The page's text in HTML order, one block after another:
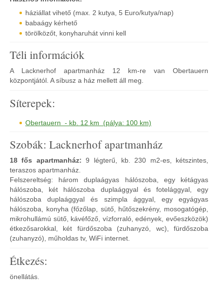
háziállat vihető (max. 2 kutya, 5 Euro/kutya/nap)
babaágy kérhető
törölközőt, konyharuhát vinni kell
Téli információk
A Lacknerhof apartmanház 12 km-re van Obertauern
központjától. A síbusz a ház mellett áll meg.
Síterepek:
Obertauern - kb. 12 km (pálya: 100 km)
Szobák: Lacknerhof apartmanház
18 fős apartmanház: 9 légterű, kb. 230 m2-es, kétszintes,
teraszos apartmanház.
Felszereltség: három duplaágyas hálószoba, egy kétágyas
hálószoba, két hálószoba duplaággyal és fotelággyal, egy
hálószoba duplaággyal és szimpla ággyal, egy egyágyas
hálószoba, konyha (főzőlap, sütő, hűtőszekrény, mosogatógép,
mikrohullámú sütő, kávéfőző, vízforraló, edények, evőeszközök)
étkezősarokkal, két fürdőszoba (zuhanyzó, wc), fürdőszoba
(zuhanyzó), műholdas tv, WiFi internet.
Étkezés:
önellátás.